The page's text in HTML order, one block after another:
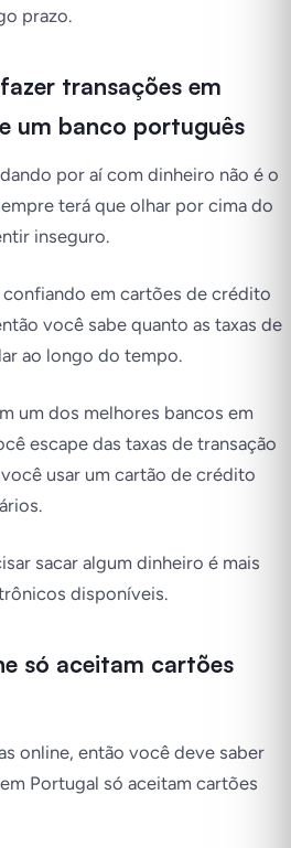
prazo.
transações em
um banco português
por aí com dinheiro não é o
terá que olhar por cima do
inseguro.
em cartões de crédito
você sabe quanto as taxas de
ao longo do tempo.
um dos melhores bancos em
escape das taxas de transação
usar um cartão de crédito
sacar algum dinheiro é mais
disponíveis.
só aceitam cartões
online, então você deve saber
Portugal só aceitam cartões